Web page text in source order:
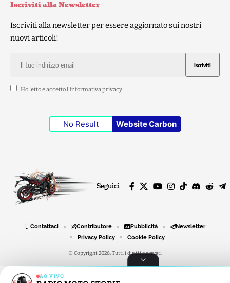
Iscriviti alla Newsletter
Iscriviti alla newsletter per essere aggiornato sui nostri
nuovi articoli!
Ho letto e accetto l'informativa privacy.
No Result Website Carbon
Seguici
© Copyright 2026, Tutti i diritti riservati
Contattaci Contributore Pubblicità
Newsletter
Privacy Policy
Cookie Policy
AO VIVO